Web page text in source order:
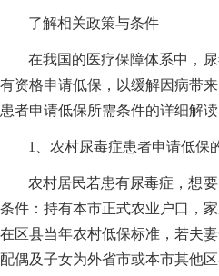
了解相关政策与条件
在我国的医疗保障体系中，
有资格申请低保，以缓解因病带
患者申请低保所需条件的详细解读
1、农村尿毒症患者申请低保
农村居民若患有尿毒症，想
条件：持有本市正式农业户口，
在区县当年农村低保标准，若夫
配偶及子女为外省市或本市其他